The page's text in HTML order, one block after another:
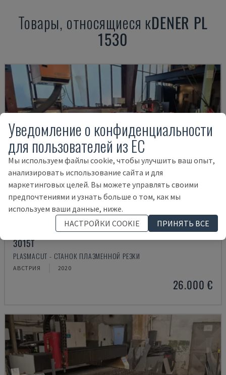
Товары, относящиеся кDENER PL
1530
3015T
PLASMACUT - СТАНОК ПЛАЗМЕННОЙ РЕЗКИ
АВСТРИЯ 2020
26.000 €
Уведомление о конфиденциальности
для пользователей из ЕС
Мы используем файлы cookie, чтобы улучшить ваш опыт,
анализировать использование сайта и для
маркетинговых целей. Вы можете управлять своими
предпочтениями и узнать больше о том, как мы
используем ваши данные, ниже.
НАСТРОЙКИ COOKIE
ПРИНЯТЬ ВСЕ